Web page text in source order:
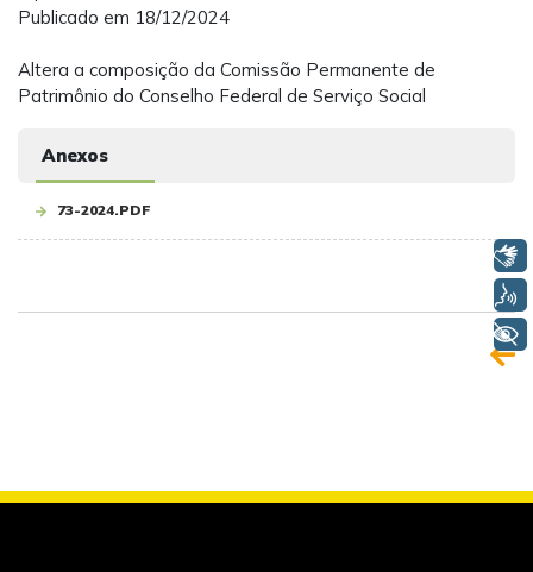
Publicado em 18/12/2024
Altera a composição da Comissão Permanente de
Patrimônio do Conselho Federal de Serviço Social
Anexos
73-2024.PDF